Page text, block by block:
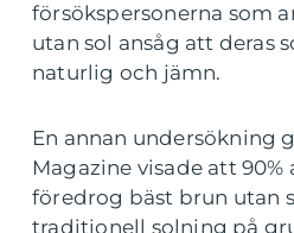
försökspersonerna som
utan sol ansåg att deras
naturlig och jämn.
En annan undersökning
Magazine visade att
föredrog bäst brun utan
traditionell solning på